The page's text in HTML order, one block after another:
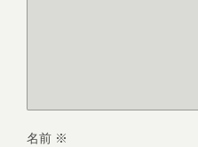
名前 ※